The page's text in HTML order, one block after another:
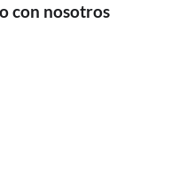
con nosotros